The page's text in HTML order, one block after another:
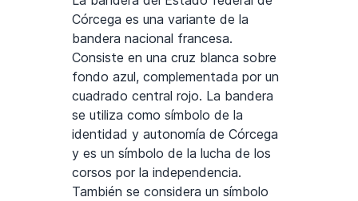
Córcega es una variante de la
bandera nacional francesa.
Consiste en una cruz blanca sobre
fondo azul, complementada por un
cuadrado central rojo. La bandera
se utiliza como símbolo de la
identidad y autonomía de Córcega
y es un símbolo de la lucha de los
corsos por la independencia.
También se considera un símbolo